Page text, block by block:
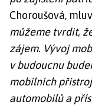
Choroušová,
můžeme tvrdit,
zájem. Vývoj
v budoucnu
mobilních
automobilů a